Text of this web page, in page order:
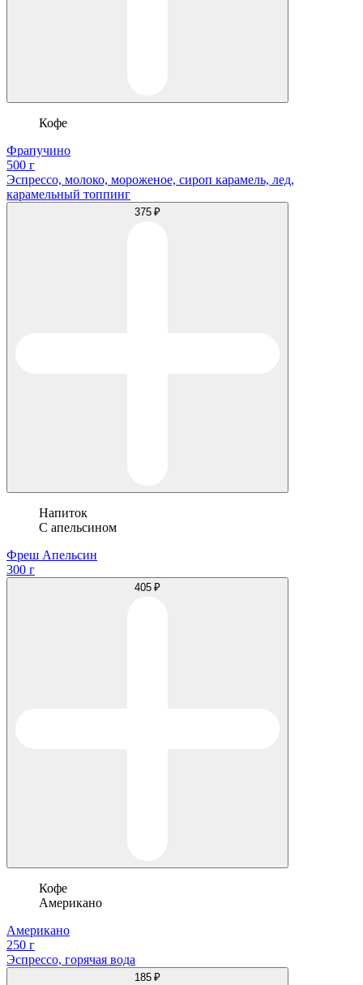
Кофе
Фрапучино
500 г
Эспрессо, молоко, мороженое, сироп карамель, лед,
карамельный топпинг
375 ₽
Напиток
С апельсином
Фреш Апельсин
300 г
405 ₽
Кофе
Американо
Американо
250 г
Эспрессо, горячая вода
185 ₽